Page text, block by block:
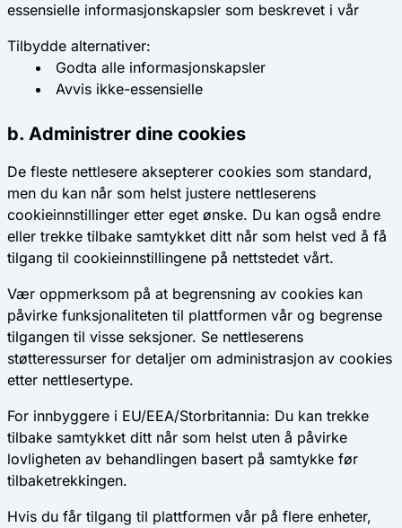
essensielle informasjonskapsler som beskrevet i vår
Tilbydde alternativer:
Godta alle informasjonskapsler
Avvis ikke-essensielle
b. Administrer dine cookies
De fleste nettlesere aksepterer cookies som standard,
men du kan når som helst justere nettleserens
cookieinnstillinger etter eget ønske. Du kan også endre
eller trekke tilbake samtykket ditt når som helst ved å få
tilgang til cookieinnstillingene på nettstedet vårt.
Vær oppmerksom på at begrensning av cookies kan
påvirke funksjonaliteten til plattformen vår og begrense
tilgangen til visse seksjoner. Se nettleserens
støtteressurser for detaljer om administrasjon av cookies
etter nettlesertype.
For innbyggere i EU/EEA/Storbritannia: Du kan trekke
tilbake samtykket ditt når som helst uten å påvirke
lovligheten av behandlingen basert på samtykke før
tilbaketrekkingen.
Hvis du får tilgang til plattformen vår på flere enheter,